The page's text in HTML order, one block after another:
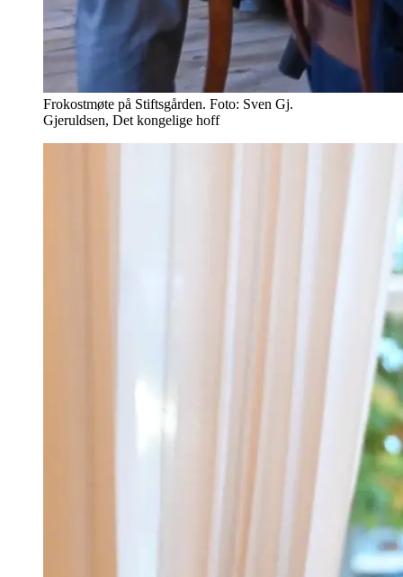
Frokostmøte på Stiftsgården. Foto: Sven Gj.
Gjeruldsen, Det kongelige hoff